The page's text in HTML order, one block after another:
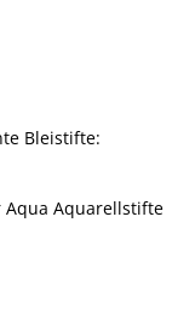
Bleistifte:
Aqua Aquarellstifte